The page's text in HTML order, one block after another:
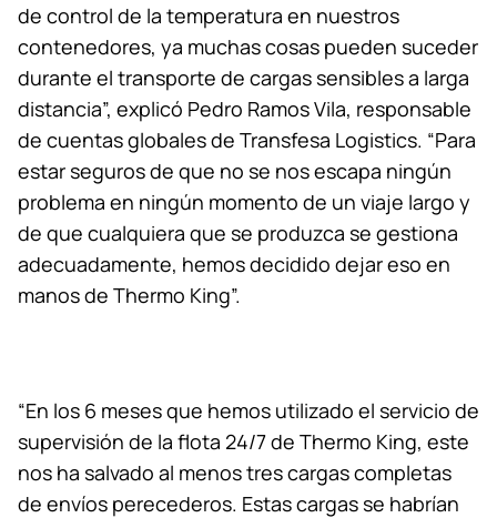
de control de la temperatura en nuestros
contenedores, ya muchas cosas pueden suceder
durante el transporte de cargas sensibles a larga
distancia”, explicó Pedro Ramos Vila, responsable
de cuentas globales de Transfesa Logistics. “Para
estar seguros de que no se nos escapa ningún
problema en ningún momento de un viaje largo y
de que cualquiera que se produzca se gestiona
adecuadamente, hemos decidido dejar eso en
manos de Thermo King”.
“En los 6 meses que hemos utilizado el servicio de
supervisión de la flota 24/7 de Thermo King, este
nos ha salvado al menos tres cargas completas
de envíos perecederos. Estas cargas se habrían